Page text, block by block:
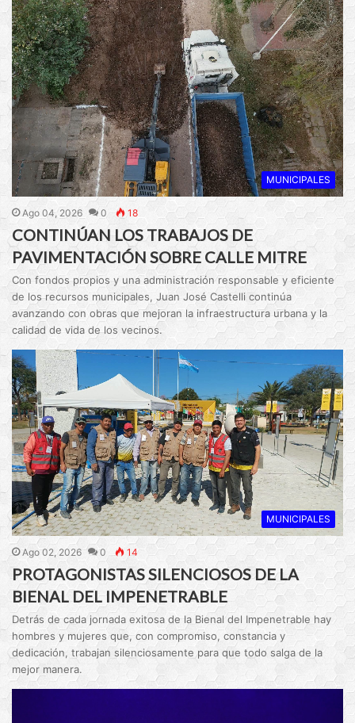
MUNICIPALES
Ago 04, 2026 0 18
CONTINÚAN LOS TRABAJOS DE
PAVIMENTACIÓN SOBRE CALLE MITRE
Con fondos propios y una administración responsable y eficiente
de los recursos municipales, Juan José Castelli continúa
avanzando con obras que mejoran la infraestructura urbana y la
calidad de vida de los vecinos.
MUNICIPALES
Ago 02, 2026 0 14
PROTAGONISTAS SILENCIOSOS DE LA
BIENAL DEL IMPENETRABLE
Detrás de cada jornada exitosa de la Bienal del Impenetrable hay
hombres y mujeres que, con compromiso, constancia y
dedicación, trabajan silenciosamente para que todo salga de la
mejor manera.